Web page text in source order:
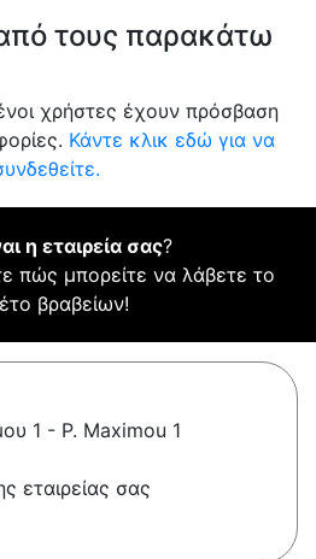
τους παρακάτω
χρήστες έχουν πρόσβαση
Κάντε κλικ εδώ για να
η εταιρεία σας?
πώς μπορείτε να λάβετε το
βραβείων!
1 - P. Maximou 1
εταιρείας σας